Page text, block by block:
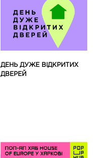
ДЕНЬ ДУЖЕ ВІДКРИТИХ
ДВЕРЕЙ